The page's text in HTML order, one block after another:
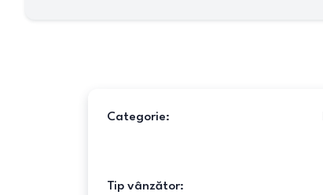
Categorie:
Tip vânzător: